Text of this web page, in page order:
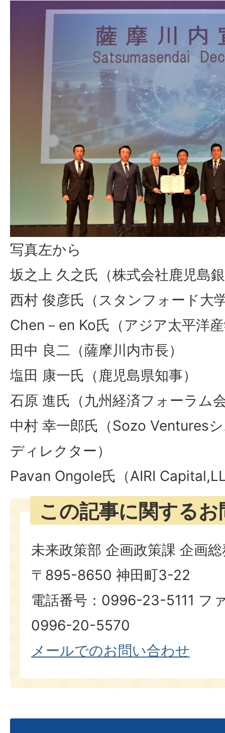
写真左から
坂之上 久之氏（株式会社鹿児島
西村 俊彦氏（スタンフォード大
Chen－en Ko氏（アジア太平洋
田中 良二（薩摩川内市長）
塩田 康一氏（鹿児島県知事）
石原 進氏（九州経済フォーラム
中村 幸一郎氏（Sozo Ventures
ディレクター）
Pavan Ongole氏（AIRI
この記事に関する
未来政策部 企画政策課 企画
〒895-8650 神田町3-22
電話番号：0996-23-5111 フ
0996-20-5570
​​​​​​​​​​​​​​​​​​メールでのお問い合わせ